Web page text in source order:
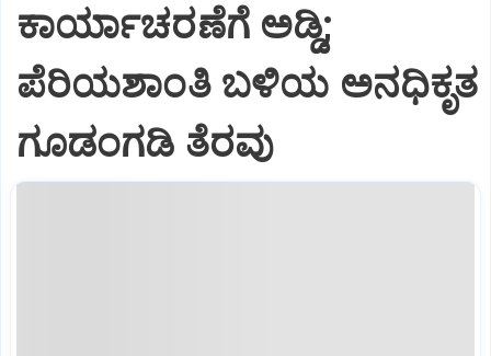
ಕಾರ್ಯಾಚರಣೆಗೆ ಅಡ್ಡಿ;
ಪೆರಿಯಶಾಂತಿ ಬಳಿಯ ಅನಧಿಕೃತ
ಗೂಡಂಗಡಿ ತೆರವು